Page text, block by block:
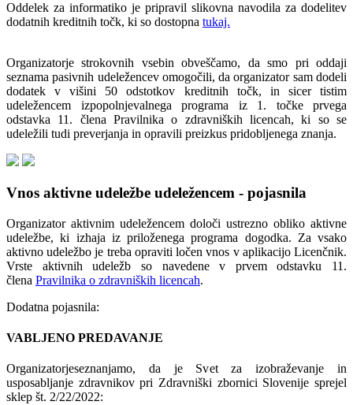
Oddelek za informatiko je pripravil slikovna navodila za dodelitev
dodatnih kreditnih točk, ki so dostopna tukaj.
Organizatorje strokovnih vsebin obveščamo, da smo pri oddaji
seznama pasivnih udeležencev omogočili, da organizator sam dodeli
dodatek v višini 50 odstotkov kreditnih točk, in sicer tistim
udeležencem izpopolnjevalnega programa iz 1. točke prvega
odstavka 11. člena Pravilnika o zdravniških licencah, ki so se
udeležili tudi preverjanja in opravili preizkus pridobljenega znanja.
Vnos aktivne udeležbe udeležencem - pojasnila
Organizator aktivnim udeležencem določi ustrezno obliko aktivne
udeležbe, ki izhaja iz priloženega programa dogodka. Za vsako
aktivno udeležbo je treba opraviti ločen vnos v aplikacijo Licenčnik.
Vrste aktivnih udeležb so navedene v prvem odstavku 11.
člena Pravilnika o zdravniških licencah.
Dodatna pojasnila:
VABLJENO PREDAVANJE
Organizatorjeseznanjamo, da je Svet za izobraževanje in
usposabljanje zdravnikov pri Zdravniški zbornici Slovenije sprejel
sklep št. 2/22/2022: